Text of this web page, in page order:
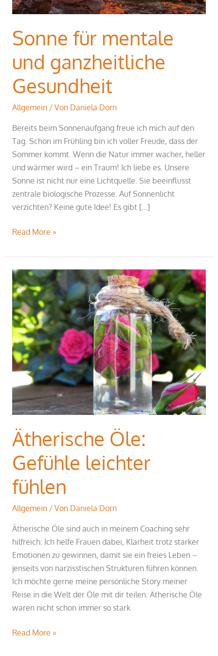
Sonne für mentale
und ganzheitliche
Gesundheit
Allgemein / Von Daniela Dorn
Bereits beim Sonnenaufgang freue ich mich auf den
Tag. Schon im Frühling bin ich voller Freude, dass der
Sommer kommt. Wenn die Natur immer wacher, heller
und wärmer wird – ein Traum! Ich liebe es. Unsere
Sonne ist nicht nur eine Lichtquelle. Sie beeinflusst
zentrale biologische Prozesse. Auf Sonnenlicht
verzichten? Keine gute Idee! Es gibt […]
Read More »
Ätherische Öle:
Gefühle leichter
fühlen
Allgemein / Von Daniela Dorn
Ätherische Öle sind auch in meinem Coaching sehr
hilfreich: Ich helfe Frauen dabei, Klarheit trotz starker
Emotionen zu gewinnen, damit sie ein freies Leben –
jenseits von narzisstischen Strukturen führen können.
Ich möchte gerne meine persönliche Story meiner
Reise in die Welt der Öle mit dir teilen. Ätherische Öle
waren nicht schon immer so stark
Ätherische
Öle:
Gefühle
leichter
fühlen
Read More »